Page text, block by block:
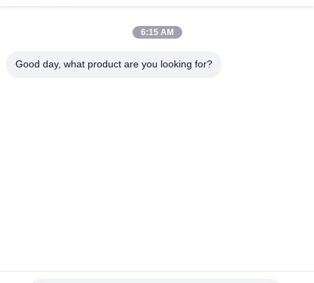
Hızlı Bağlantılar
Ürün:% S
Videolar
Hakkımızda
6:15 AM
Good day, what product are you looking for?